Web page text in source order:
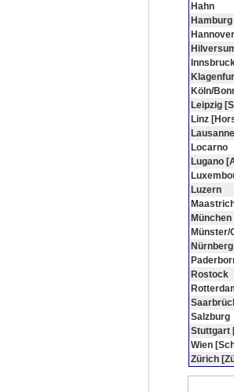
Hahn
Köln/
Leipzig
Linz
Locarno
Lugano
Luzern
Münster/
Nürnberg
Rostock
Salzburg
Stuttgart
Wien
Zürich